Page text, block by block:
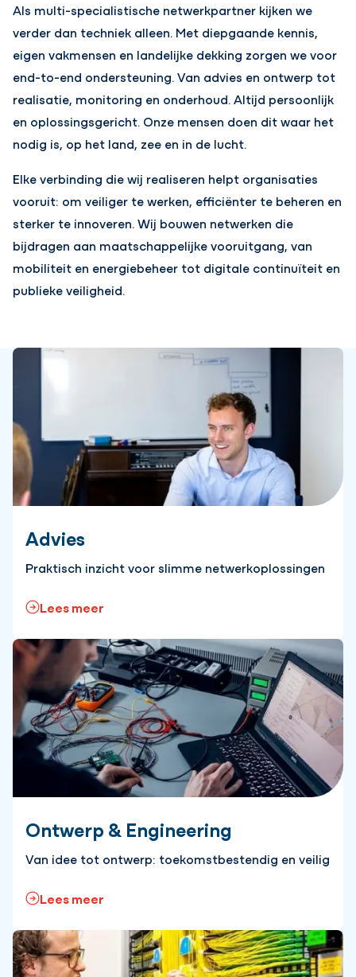
Als multi-specialistische netwerkpartner kijken we
verder dan techniek alleen. Met diepgaande kennis,
eigen vakmensen en landelijke dekking zorgen we voor
end-to-end ondersteuning. Van advies en ontwerp tot
realisatie, monitoring en onderhoud. Altijd persoonlijk
en oplossingsgericht. Onze mensen doen dit waar het
nodig is, op het land, zee en in de lucht.
Elke verbinding die wij realiseren helpt organisaties
vooruit: om veiliger te werken, efficiënter te beheren en
sterker te innoveren. Wij bouwen netwerken die
bijdragen aan maatschappelijke vooruitgang, van
mobiliteit en energiebeheer tot digitale continuïteit en
publieke veiligheid.
Advies
Praktisch inzicht voor slimme netwerkoplossingen
Lees meer
Ontwerp & Engineering
Van idee tot ontwerp: toekomstbestendig en veilig
Lees meer